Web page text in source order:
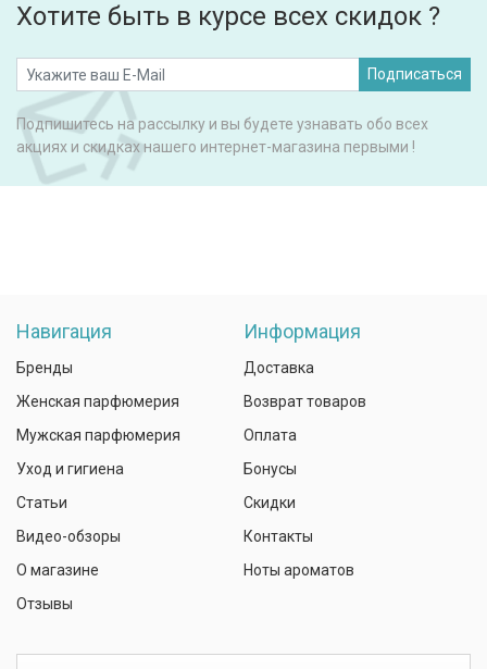
Хотите быть в курсе всех скидок ?
Подписаться
Подпишитесь на рассылку и вы будете узнавать обо всех
акциях и скидках нашего интернет-магазина первыми !
Навигация
Бренды
Женская парфюмерия
Мужская парфюмерия
Уход и гигиена
Статьи
Видео-обзоры
О магазине
Отзывы
Информация
Доставка
Возврат товаров
Оплата
Бонусы
Скидки
Контакты
Ноты ароматов